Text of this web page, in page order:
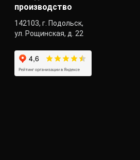
производство
142103, г. Подольск,
ул. Рощинская, д. 22